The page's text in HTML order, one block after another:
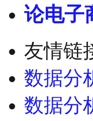
论电子
友情链
数据分
数据分